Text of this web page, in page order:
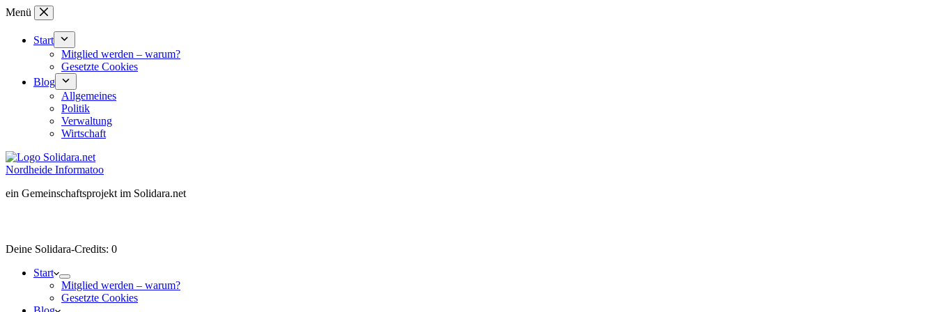
Zum
springen
Menü
Start
Mitglied werden – warum?
Gesetzte Cookies
Blog
Allgemeines
Politik
Verwaltung
Wirtschaft
Nordheide Informatoo
ein Gemeinschaftsprojekt im Solidara.net
Deine Solidara-Credits: 0
Start
Mitglied werden – warum?
Gesetzte Cookies